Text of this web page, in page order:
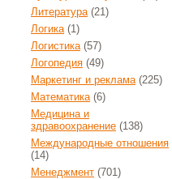
Литература(21)
Логика(1)
Логистика(57)
Логопедия (49)
Маркетинг и реклама(225)
Математика(6)
Медицина и
здравоохранение (138)
Международные отношения
(14)
Менеджмент (701)